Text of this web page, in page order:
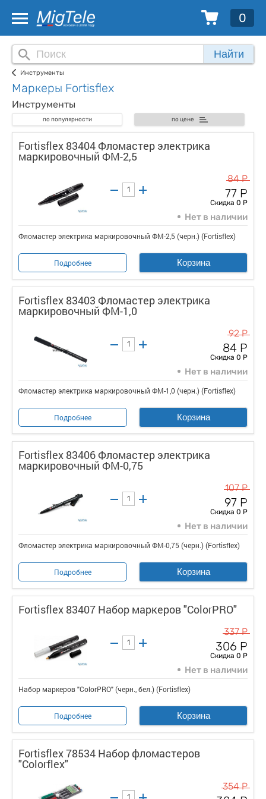
0
Найти
Инструменты
Маркеры Fortisflex
Инструменты
по популярности по цене
Fortisflex 83404 Фломастер электрика
маркировочный ФМ-2,5
84 Р
77 Р
Скидка 0 Р
Нет в наличии
Фломастер электрика маркировочный ФМ-2,5 (черн.) (Fortisflex)
Подробнее Корзина
Fortisflex 83403 Фломастер электрика
маркировочный ФМ-1,0
92 Р
84 Р
Скидка 0 Р
Нет в наличии
Фломастер электрика маркировочный ФМ-1,0 (черн.) (Fortisflex)
Подробнее Корзина
Fortisflex 83406 Фломастер электрика
маркировочный ФМ-0,75
107 Р
97 Р
Скидка 0 Р
Нет в наличии
Фломастер электрика маркировочный ФМ-0,75 (черн.) (Fortisflex)
Подробнее Корзина
Fortisflex 83407 Набор маркеров "ColorPRO"
337 Р
306 Р
Скидка 0 Р
Нет в наличии
Набор маркеров "ColorPRO" (черн., бел.) (Fortisflex)
Подробнее Корзина
Fortisflex 78534 Набор фломастеров
"Colorflex"
354 Р